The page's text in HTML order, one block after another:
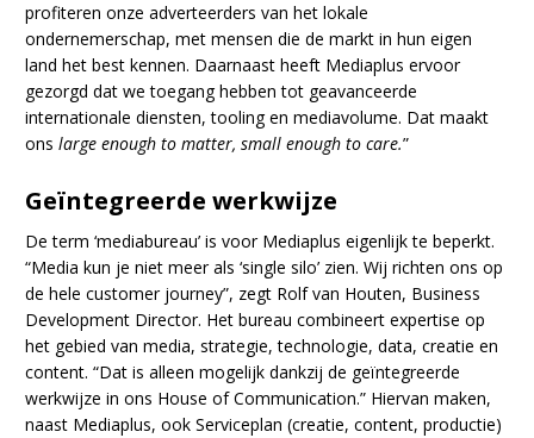
profiteren onze adverteerders van het lokale
ondernemerschap, met mensen die de markt in hun eigen
land het best kennen. Daarnaast heeft Mediaplus ervoor
gezorgd dat we toegang hebben tot geavanceerde
internationale diensten, tooling en mediavolume. Dat maakt
onslarge enough to matter, small enough to care.”
Geïntegreerde werkwijze
De term ‘mediabureau’ is voor Mediaplus eigenlijk te beperkt.
“Media kun je niet meer als ‘single silo’ zien. Wij richten ons op
de hele customer journey”, zegt Rolf van Houten, Business
Development Director. Het bureau combineert expertise op
het gebied van media, strategie, technologie, data, creatie en
content. “Dat is alleen mogelijk dankzij de geïntegreerde
werkwijze in ons House of Communication.” Hiervan maken,
naast Mediaplus, ook Serviceplan (creatie, content, productie)